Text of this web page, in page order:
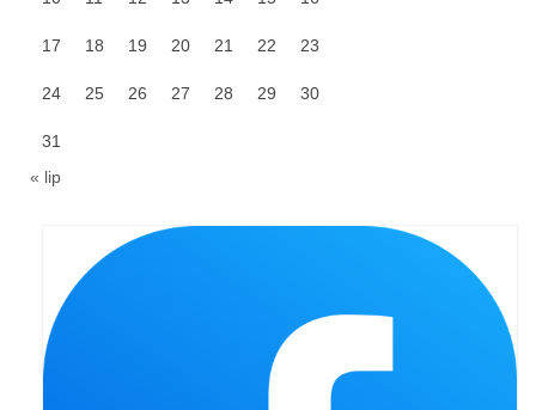
Triduum Św. St. Kostka 2018
Narodowy Dzień Pamięci “Żołnierzy
17 18 19 20 21 22 23
24 25 26 27 28 29 30
31
« lip